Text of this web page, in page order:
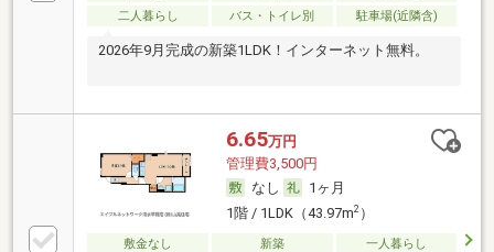
二人暮らし
バス・トイレ別 駐車場(近隣含)
2026年9月完成の新築1LDK！インターネット無料。
6.65万円
管理費3,500円
なし
1ヶ月
1階 / 1LDK（43.97m2）
敷金なし 新築
一人暮らし